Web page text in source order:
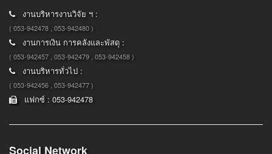
งานบริหารงานวิจัย ฯ :
( 053-942478 , 053-942480 )
งานการเงิน การคลังและพัสดุ :
( 053-942457 , 053-942479 , 053-942458 )
งานบริหารทั่วไป :
( 053-942456 , 053-942477 )
แฟกซ์ : 053-942478
Social Network